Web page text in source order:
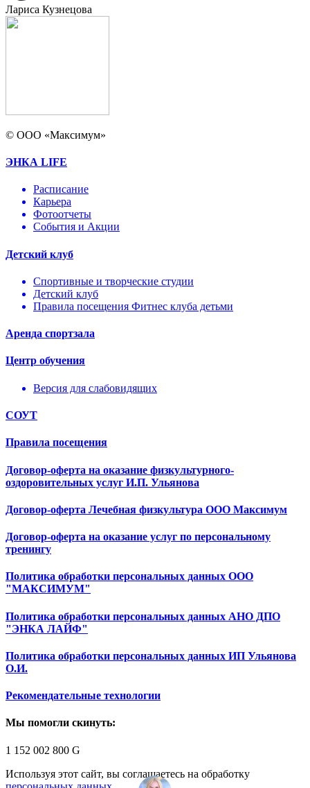
Лариса Кузнецова
© ООО «Максимум»
ЭНКА LIFE
Расписание
Карьера
Фотоотчеты
События и Акции
Детский клуб
Спортивные и творческие студии
Детский клуб
Правила посещения Фитнес клуба детьми
Аренда спортзала
Центр обучения
Версия для слабовидящих
СОУТ
Правила посещения
Договор-оферта на оказание физкультурного-
оздоровительных услуг И.П. Ульянова
Договор-оферта Лечебная физкультура ООО Максимум
Договор-оферта на оказание услуг по персональному
тренингу
Политика обработки персональных данных ООО
"МАКСИМУМ"
Политика обработки персональных данных АНО ДПО
"ЭНКА ЛАЙФ"
Политика обработки персональных данных ИП Ульянова
О.И.
Рекомендательные технологии
Мы помогли скинуть:
1 152 002 800 G
Используя этот сайт, вы соглашаетесь на обработку